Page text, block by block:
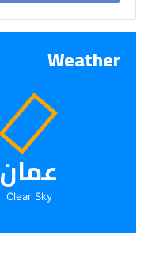
Weather
عمان
Clear Sky